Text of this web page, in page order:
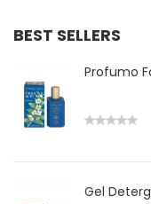
BEST SELLERS
Profumo
Gel